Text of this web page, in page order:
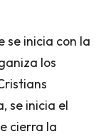
se inicia con la
los
se inicia el
cierra la